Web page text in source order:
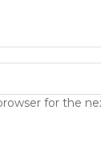
for the